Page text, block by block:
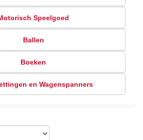
Speelgoed
Ballen
Boeken
en Wagenspanners